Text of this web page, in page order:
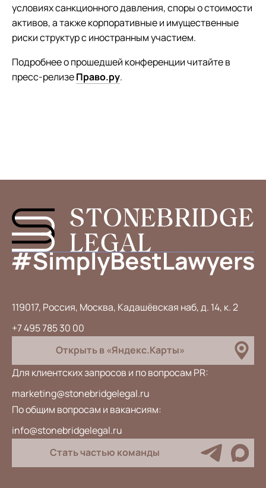
условиях санкционного давления, споры о стоимости
активов, а также корпоративные и имущественные
риски структур с иностранным участием.
Подробнее о прошедшей конференции читайте в
пресс-релизеПраво.ру.
119017, Россия, Москва, Кадашёвская наб, д. 14, к. 2
+7 495 785 30 00
Открыть в «Яндекс.Карты»
Для клиентских запросов и по вопросам PR:
marketing@stonebridgelegal.ru
По общим вопросам и вакансиям:
info@stonebridgelegal.ru
Стать частью команды